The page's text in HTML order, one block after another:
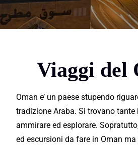
Viaggi del
Oman e’ un paese stupendo
tradizione Araba. Si trovano tante
ammirare edesplorare.
edescursioni da fare in Oman